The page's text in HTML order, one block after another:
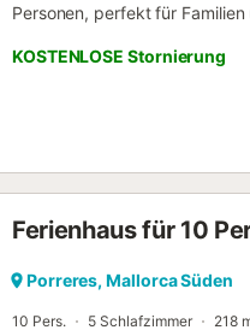
Personen, perfekt für
Außenbad. Vor und hinter
Freunde. Ruhige und
KOSTENLOSE Stornierung
Ferienhaus für 10
Porreres, Mallorca Süden
10 Pers. 5 Schlafzimmer 218